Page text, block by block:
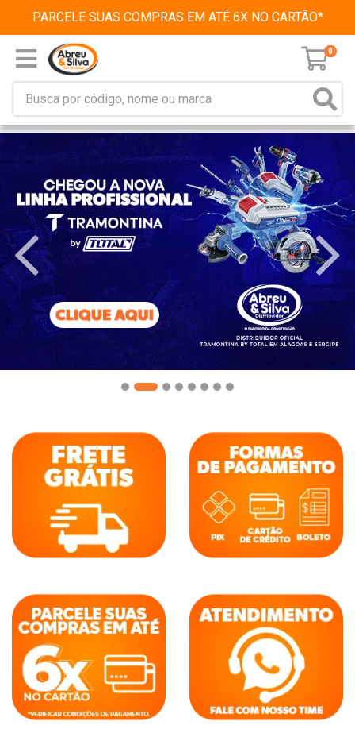
PARCELE SUAS COMPRAS EM ATÉ 6X NO CARTÃO*
0